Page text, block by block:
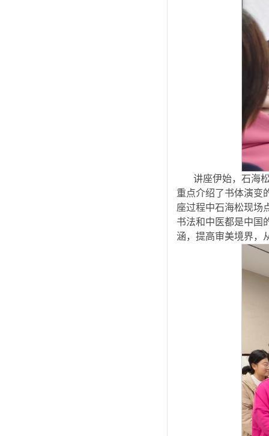
讲座伊始，石海
重点介绍了书体演变
座过程中石海松现场
书法和中医都是中国
涵，提高审美境界，